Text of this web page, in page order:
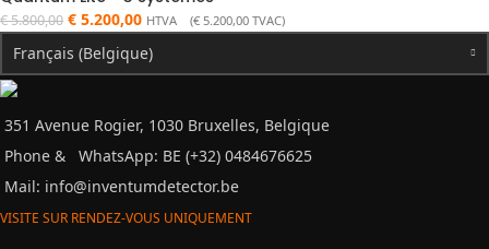
€5.800,00 € 5.200,00 HTVA (€ 5.200,00 TVAC)
Français (Belgique)
351 Avenue Rogier, 1030 Bruxelles, Belgique
Phone &
WhatsApp: BE (+32) 0484676625
Mail: info@inventumdetector.be
VISITE SUR RENDEZ-VOUS UNIQUEMENT